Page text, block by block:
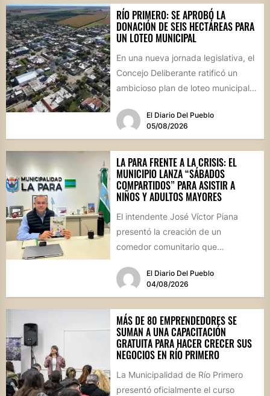
RÍO PRIMERO: SE APROBÓ LA
DONACIÓN DE SEIS HECTÁREAS PARA
UN LOTEO MUNICIPAL
En una nueva jornada legislativa, el
Concejo Deliberante ratificó un
ambicioso plan de loteo municipal,
por...
El Diario Del Pueblo
05/08/2026
LA PARA FRENTE A LA CRISIS: EL
MUNICIPIO LANZA “SÁBADOS
COMPARTIDOS” PARA ASISTIR A
NIÑOS Y ADULTOS MAYORES
El intendente José Víctor Piana
presentó la creación de un
comedor comunitario que
Salón...
El Diario Del Pueblo
04/08/2026
MÁS DE 80 EMPRENDEDORES SE
SUMAN A UNA CAPACITACIÓN
GRATUITA PARA HACER CRECER SUS
NEGOCIOS EN RÍO PRIMERO
La Municipalidad de Río Primero
presentó oficialmente el curso